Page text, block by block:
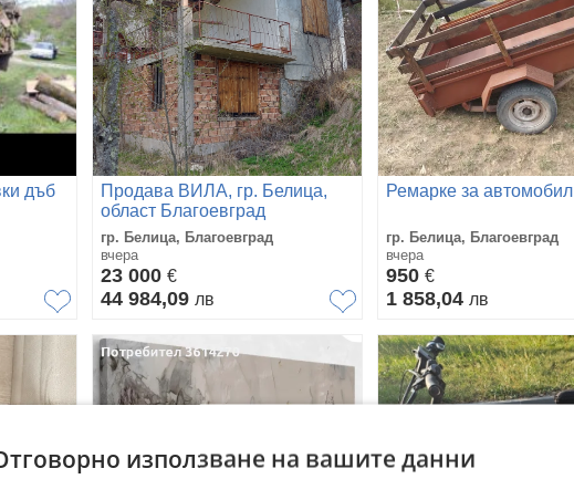
дъб
Продава ВИЛА, гр. Белица,
област Благоевград
гр. Белица, Благоевград
вчера
23 000 €
44 984,09 лв
Ремарке за автомобил
гр. Белица, Благоевград
вчера
950 €
1 858,04 лв
използване на вашите данни